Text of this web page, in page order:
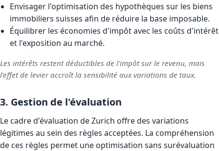
Envisager l'optimisation des hypothèques sur les biens
immobiliers suisses afin de réduire la base imposable.
Équilibrer les économies d'impôt avec les coûts d'intérêt
et l'exposition au marché.
Les intérêts restent déductibles de l'impôt sur le revenu, mais
l'effet de levier accroît la sensibilité aux variations de taux.
3. Gestion de l'évaluation
Le cadre d'évaluation de Zurich offre des variations
légitimes au sein des règles acceptées. La compréhension
de ces règles permet une optimisation sans surévaluation